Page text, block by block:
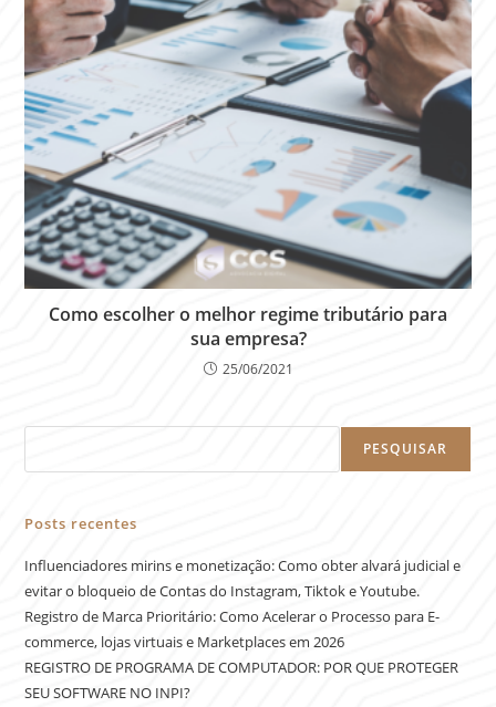
Como escolher o melhor regime tributário para
sua empresa?
25/06/2021
PESQUISAR
Posts recentes
Influenciadores mirins e monetização: Como obter alvará judicial e
evitar o bloqueio de Contas do Instagram, Tiktok e Youtube.
Registro de Marca Prioritário: Como Acelerar o Processo para E-
commerce, lojas virtuais e Marketplaces em 2026
REGISTRO DE PROGRAMA DE COMPUTADOR: POR QUE PROTEGER
SEU SOFTWARE NO INPI?